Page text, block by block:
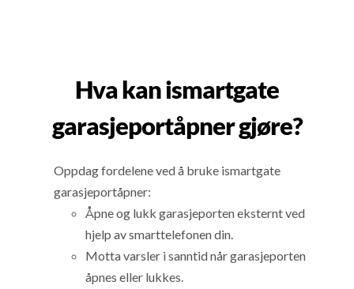
Hva kan ismartgate
garasjeportåpner gjøre?
Oppdag fordelene ved å bruke ismartgate
garasjeportåpner:
Åpne og lukk garasjeporten eksternt ved
hjelp av smarttelefonen din.
Motta varsler i sanntid når garasjeporten
åpnes eller lukkes.